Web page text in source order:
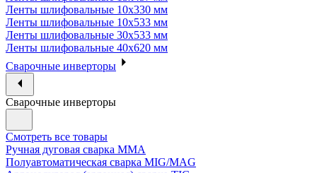
Ленты шлифовальные 10х330 мм
Ленты шлифовальные 10х533 мм
Ленты шлифовальные 30х533 мм
Ленты шлифовальные 40х620 мм
Сварочные инверторы
Сварочные инверторы
Смотреть все товары
Ручная дуговая сварка MMA
Полуавтоматическая сварка MIG/MAG